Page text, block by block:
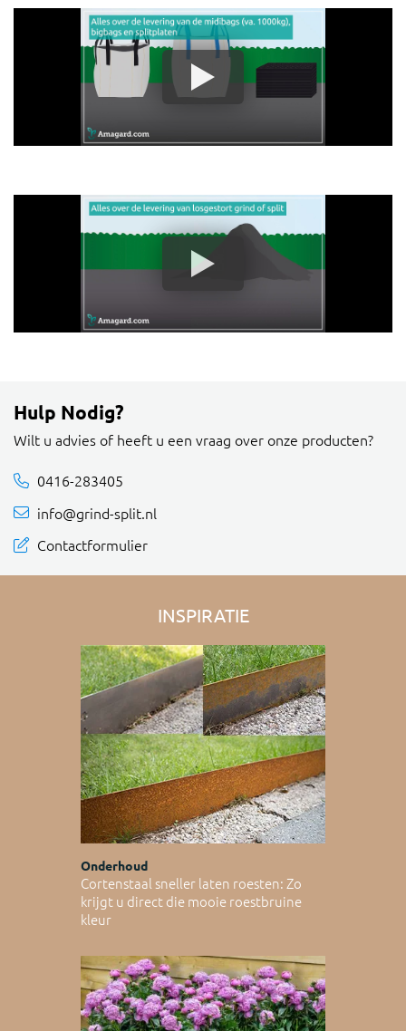
Hulp Nodig?
Wilt u advies of heeft u een vraag over onze producten?
0416-283405
info@grind-split.nl
Contactformulier
INSPIRATIE
Onderhoud
Cortenstaal sneller laten roesten: Zo
krijgt u direct die mooie roestbruine
kleur